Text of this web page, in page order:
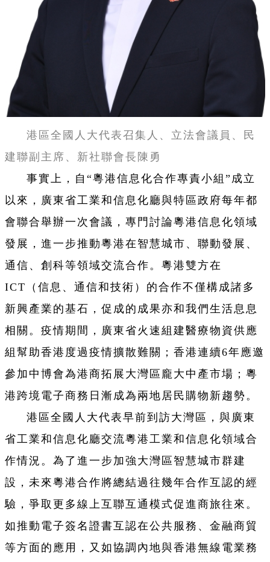
港區全國人大代表召集人、立法會議員、民
建聯副主席、新社聯會長陳勇
事實上，自“粵港信息化合作專責小組”成立
以來，廣東省工業和信息化廳與特區政府每年都
會聯合舉辦一次會議，專門討論粵港信息化領域
發展，進一步推動粵港在智慧城市、聯動發展、
通信、創科等領域交流合作。粵港雙方在
ICT（信息、通信和技術）的合作不僅構成諸多
新興產業的基石，促成的成果亦和我們生活息息
相關。疫情期間，廣東省火速組建醫療物資供應
組幫助香港度過疫情擴散難關；香港連續6年應邀
參加中博會為港商拓展大灣區龐大中產市場；粵
港跨境電子商務日漸成為兩地居民購物新趨勢。
港區全國人大代表早前到訪大灣區，與廣東
省工業和信息化廳交流粵港工業和信息化領域合
作情況。為了進一步加強大灣區智慧城市群建
設，未來粵港合作將總結過往幾年合作互認的經
驗，爭取更多線上互聯互通模式促進商旅往來。
如推動電子簽名證書互認在公共服務、金融商貿
等方面的應用，又如協調內地與香港無線電業務